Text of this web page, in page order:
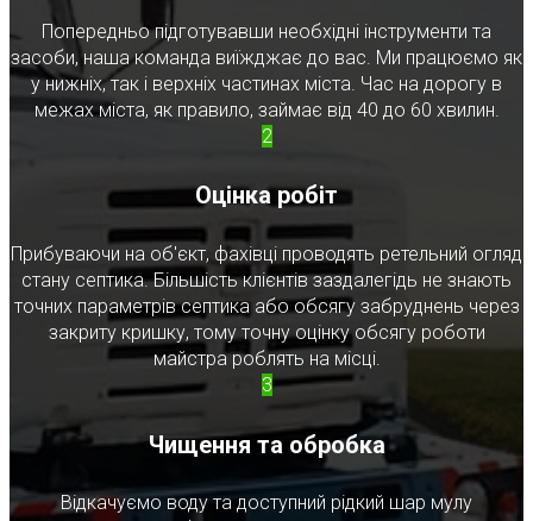
Попередньо підготувавши необхідні інструменти та
засоби, наша команда виїжджає до вас. Ми працюємо як
у нижніх, так і верхніх частинах міста. Час на дорогу в
межах міста, як правило, займає від 40 до 60 хвилин.
2
Оцінка робіт
Прибуваючи на об'єкт, фахівці проводять ретельний огляд
стану септика. Більшість клієнтів заздалегідь не знають
точних параметрів септика або обсягу забруднень через
закриту кришку, тому точну оцінку обсягу роботи
майстра роблять на місці.
3
Чищення та обробка
Відкачуємо воду та доступний рідкий шар мулу